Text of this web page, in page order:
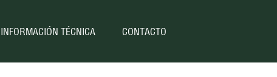
INFORMACIÓN TÉCNICA CONTACTO